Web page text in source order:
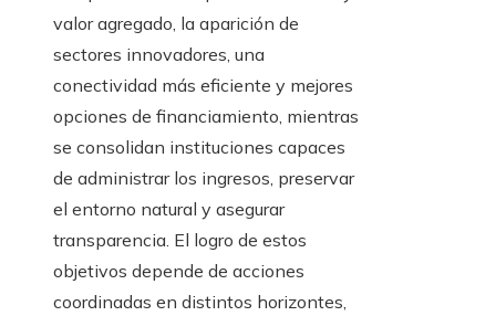
valor agregado, la aparición de
sectores innovadores, una
conectividad más eficiente y mejores
opciones de financiamiento, mientras
se consolidan instituciones capaces
de administrar los ingresos, preservar
el entorno natural y asegurar
transparencia. El logro de estos
objetivos depende de acciones
coordinadas en distintos horizontes,